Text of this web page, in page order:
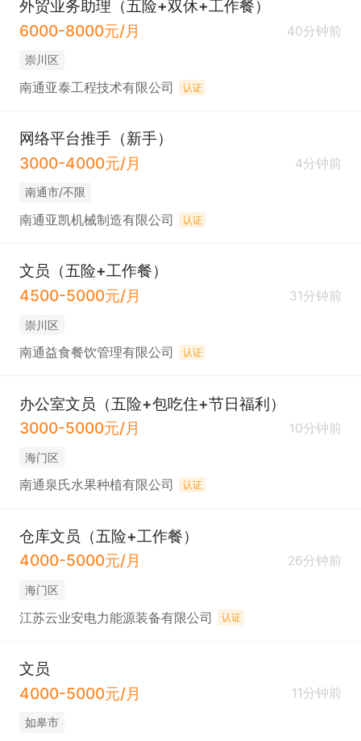
外贸业务助理（五险+双休+工作餐）
6000-8000元/月
40分钟前
崇川区
南通亚泰工程技术有限公司 认证
网络平台推手（新手）
3000-4000元/月
4分钟前
南通市/不限
南通亚凯机械制造有限公司 认证
文员（五险+工作餐）
4500-5000元/月
31分钟前
崇川区
南通益食餐饮管理有限公司 认证
办公室文员（五险+包吃住+节日福利）
3000-5000元/月
10分钟前
海门区
南通泉氏水果种植有限公司 认证
仓库文员（五险+工作餐）
4000-5000元/月
26分钟前
海门区
江苏云业安电力能源装备有限公司 认证
文员
4000-5000元/月
11分钟前
如皋市